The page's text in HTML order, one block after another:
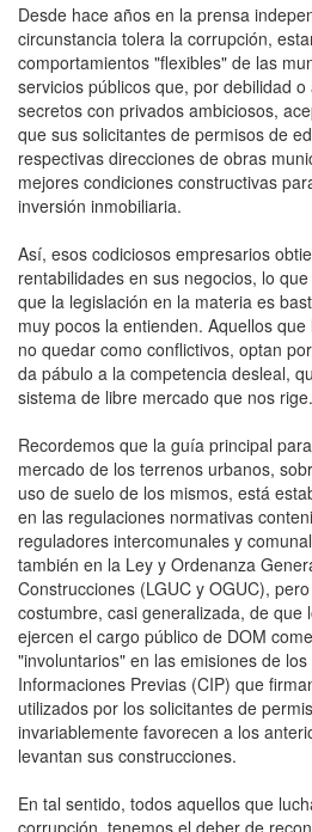
Desde hace años en la prensa
circunstancia tolera la corrupción,
comportamientos "flexibles" de las
servicios públicos que, por debilidad
secretos con privados ambiciosos,
que sus solicitantes de permisos de
respectivas direcciones de obras
mejores condiciones constructivas
inversión inmobiliaria.
Así, esos codiciosos empresarios
rentabilidades en sus negocios, lo
que la legislación en la materia es
muy pocos la entienden. Aquellos
no quedar como conflictivos, optan
da pábulo a la competencia desleal,
sistema de libre mercado que nos
Recordemos que la guía principal
mercado de los terrenos urbanos,
uso de suelo de los mismos, está
en las regulaciones normativas
reguladores intercomunales y
también en la Ley y Ordenanza
Construcciones (LGUC y OGUC),
costumbre, casi generalizada, de que
ejercen el cargo público de DOM
"involuntarios" en las emisiones de
Informaciones Previas (CIP) que
utilizados por los solicitantes de
invariablemente favorecen a los
levantan sus construcciones.
En tal sentido, todos aquellos que
corrupción, tenemos el deber de